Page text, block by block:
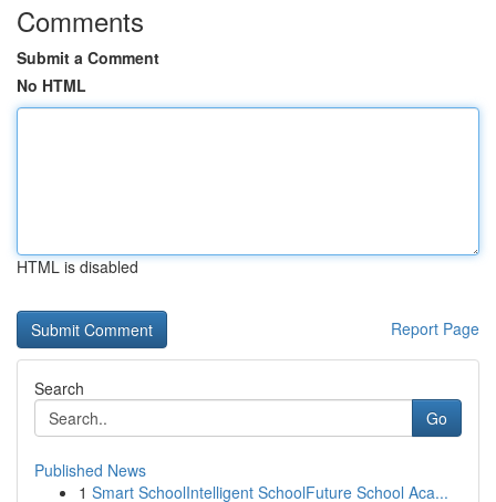
Comments
Submit a Comment
No HTML
HTML is disabled
Report Page
Search
Go
Published News
1 Smart SchoolIntelligent SchoolFuture School Aca...